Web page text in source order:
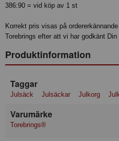
386:90 = vid köp av 1 st
Korrekt pris visas på
Torebrings efter att vi har godkänt Din
Produktinformation
Taggar
Julsäck Julsäckar Julkorg
Varumärke
Torebrings®